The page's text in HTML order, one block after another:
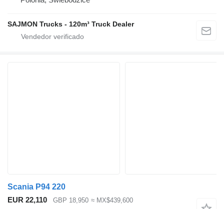
SAJMON Trucks - 120m³ Truck Dealer
Scania P94 220
EUR 22,110
GBP 18,950 ≈ MX$439,600